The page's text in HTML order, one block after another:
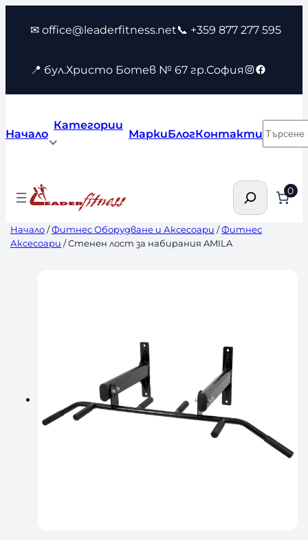
съдържанието
✉ office@leaderfitness.net📞 +359 877 277 595
📍 бул.Христо Ботев № 67 гр.София Instagram
Facebook
Начало
Категории
МаркиБлогКонтакти
Търсене 0
Начало/Фитнес Оборудване и Аксесоари /Фитнес
Аксесоари / Стенен лост за набирания AMILA